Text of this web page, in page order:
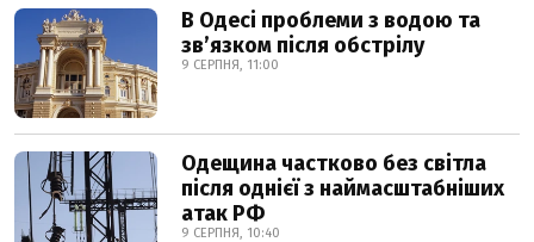
В Одесі проблеми з водою та
звʼязком після обстрілу
9 СЕРПНЯ, 11:00
Одещина частково без світла
після однієї з наймасштабніших
атак РФ
9 СЕРПНЯ, 10:40